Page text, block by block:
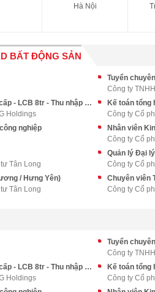
Hà Nội
BẤT ĐỘNG SẢN
Tuyển
Công ty
Nhân viên kinh doanh BĐS cao cấp - LCB 8tr - Thu nhập upto 70tr++
Holdings
Kế toán tổng
Công ty Cổ
nghiệp
Nhân viên
Công ty Cổ
Tân Long
Quản lý Đại lý
Công ty Cổ
/ Hưng Yên)
Tân Long
Chuyên viên
Công ty Cổ
Tuyển
Công ty
Nhân viên kinh doanh BĐS cao cấp - LCB 8tr - Thu nhập upto 70tr++
Holdings
Kế toán tổng
Công ty Cổ